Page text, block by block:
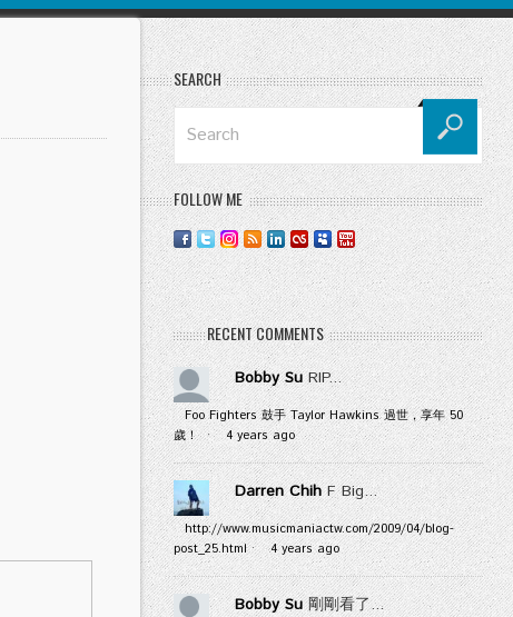
SEARCH
FOLLOW ME
RECENT COMMENTS
Bobby Su RIP...
Foo Fighters 鼓手 Taylor Hawkins 過世，享年 50
歲！· 4 years ago
Darren Chih F Big...
http://www.musicmaniactw.com/2009/04/blog-
post_25.html· 4 years ago
Bobby Su 剛剛看了...